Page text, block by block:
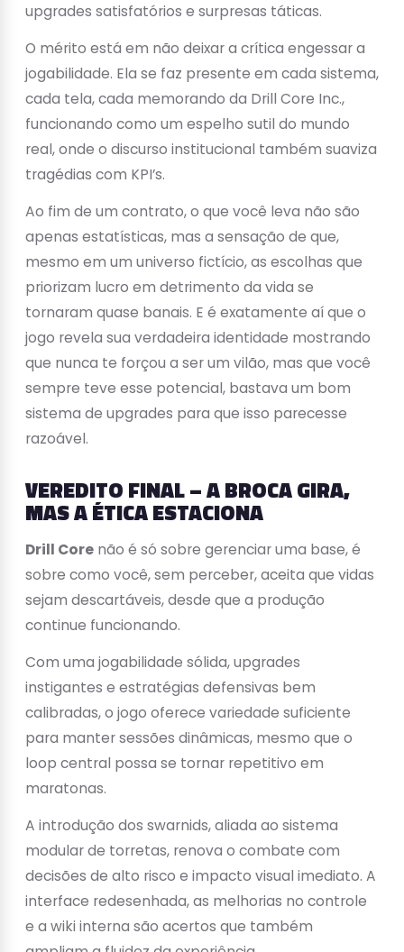
upgrades satisfatórios e surpresas táticas.
O mérito está em não deixar a crítica engessar a
jogabilidade. Ela se faz presente em cada sistema,
cada tela, cada memorando da Drill Core Inc.,
funcionando como um espelho sutil do mundo
real, onde o discurso institucional também suaviza
tragédias com KPI’s.
Ao fim de um contrato, o que você leva não são
apenas estatísticas, mas a sensação de que,
mesmo em um universo fictício, as escolhas que
priorizam lucro em detrimento da vida se
tornaram quase banais. E é exatamente aí que o
jogo revela sua verdadeira identidade mostrando
que nunca te forçou a ser um vilão, mas que você
sempre teve esse potencial, bastava um bom
sistema de upgrades para que isso parecesse
razoável.
VEREDITO FINAL – A BROCA GIRA,
MAS A ÉTICA ESTACIONA
Drill Core não é só sobre gerenciar uma base, é
sobre como você, sem perceber, aceita que vidas
sejam descartáveis, desde que a produção
continue funcionando.
Com uma jogabilidade sólida, upgrades
instigantes e estratégias defensivas bem
calibradas, o jogo oferece variedade suficiente
para manter sessões dinâmicas, mesmo que o
loop central possa se tornar repetitivo em
maratonas.
A introdução dos swarnids, aliada ao sistema
modular de torretas, renova o combate com
decisões de alto risco e impacto visual imediato. A
interface redesenhada, as melhorias no controle
e a wiki interna são acertos que também